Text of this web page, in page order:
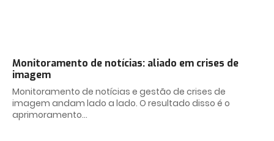
Monitoramento de notícias: aliado em crises de
imagem
Monitoramento de notícias e gestão de crises de
imagem andam lado a lado. O resultado disso é o
aprimoramento